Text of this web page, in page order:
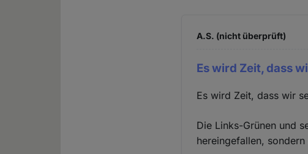
A.S. (nicht überprüft)
Es wird Zeit, dass
Es wird Zeit, dass wir
Die Links-Grünen und
hereingefallen,